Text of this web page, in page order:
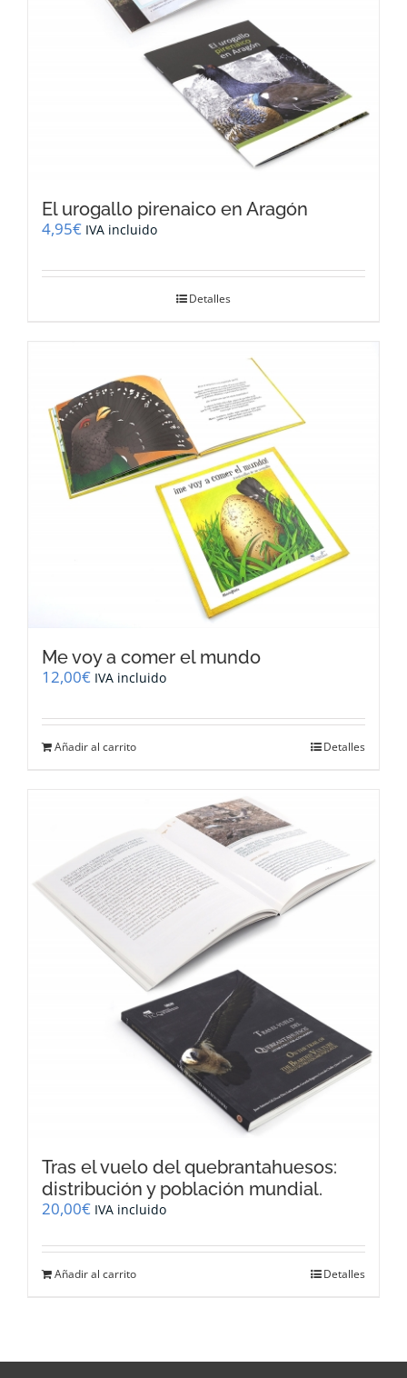
El urogallo pirenaico en Aragón
4,95€ IVA incluido
Detalles
Me voy a comer el mundo
12,00€ IVA incluido
Añadir al carrito Detalles
Tras el vuelo del quebrantahuesos:
distribución y población mundial.
20,00€ IVA incluido
Añadir al carrito Detalles